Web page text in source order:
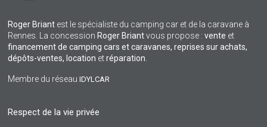
Roger Briant est le spécialiste du camping car et de la caravane à
Rennes. La concession Roger Briantvous propose : vente et
financement de camping cars et caravanes, reprises sur achats,
dépôts-ventes, location etréparation.
Membre du réseauIDYLCAR
Respect de la vie privée